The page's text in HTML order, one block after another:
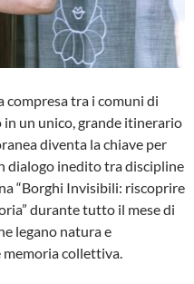
tra i comuni di
in un unico, grande itinerario
diventa la chiave per
dialogo inedito tra discipline
“Borghi Invisibili: riscoprire
durante tutto il mese di
legano natura e
collettiva.
mostre e memoria: la